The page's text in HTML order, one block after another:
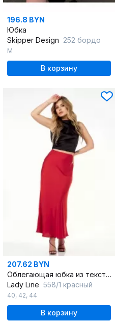
196.8 BYN
Юбка
Skipper Design 252 бордо
M
В корзину
207.62 BYN
Облегающая юбка из текстиля с косым покроем
Lady Line 558/1 красный
40, 42, 44
В корзину